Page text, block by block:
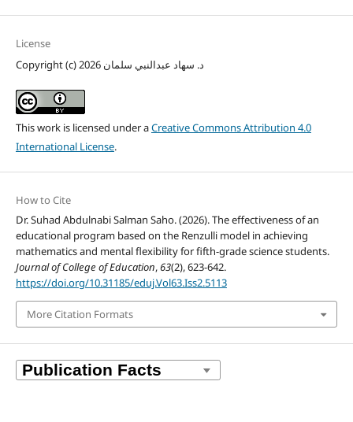
License
Copyright (c) 2026 د. سهاد عبدالنبي سلمان
This work is licensed under aCreative Commons Attribution 4.0
International License.
How to Cite
Dr. Suhad Abdulnabi Salman Saho. (2026). The effectiveness of an
educational program based on the Renzulli model in achieving
mathematics and mental flexibility for fifth-grade science students.
Journal of College of Education,63(2), 623-642.
https://doi.org/10.31185/eduj.Vol63.Iss2.5113
More Citation Formats